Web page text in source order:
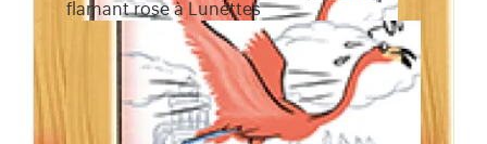
flamant rose à Lunettes